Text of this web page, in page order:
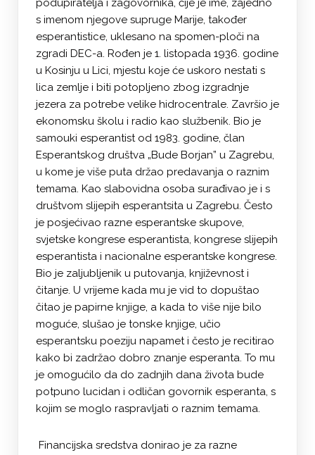
podupiratelja i zagovornika, čije je ime, zajedno
s imenom njegove supruge Marije, također
esperantistice, uklesano na spomen-ploči na
zgradi DEC-a. Rođen je 1. listopada 1936. godine
u Kosinju u Lici, mjestu koje će uskoro nestati s
lica zemlje i biti potopljeno zbog izgradnje
jezera za potrebe velike hidrocentrale. Završio je
ekonomsku školu i radio kao službenik. Bio je
samouki esperantist od 1983. godine, član
Esperantskog društva „Bude Borjan” u Zagrebu,
u kome je više puta držao predavanja o raznim
temama. Kao slabovidna osoba surađivao je i s
društvom slijepih esperantsita u Zagrebu. Često
je posjećivao razne esperantske skupove,
svjetske kongrese esperantista, kongrese slijepih
esperantista i nacionalne esperantske kongrese.
Bio je zaljubljenik u putovanja, književnost i
čitanje. U vrijeme kada mu je vid to dopuštao
čitao je papirne knjige, a kada to više nije bilo
moguće, slušao je tonske knjige, učio
esperantsku poeziju napamet i često je recitirao
kako bi zadržao dobro znanje esperanta. To mu
je omogućilo da do zadnjih dana života bude
potpuno lucidan i odličan govornik esperanta, s
kojim se moglo raspravljati o raznim temama.
Financijska sredstva donirao je za razne